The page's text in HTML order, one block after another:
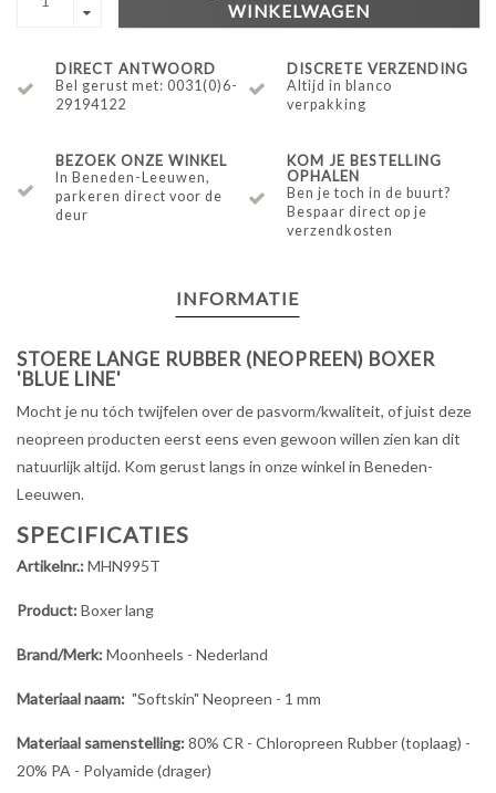
WINKELWAGEN
DIRECT ANTWOORD
Bel gerust met: 0031(0)6-
29194122
DISCRETE VERZENDING
Altijd in blanco
verpakking
BEZOEK ONZE WINKEL
In Beneden-Leeuwen,
parkeren direct voor de
deur
KOM JE BESTELLING
OPHALEN
Ben je toch in de buurt?
Bespaar direct op je
verzendkosten
INFORMATIE
STOERE LANGE RUBBER (NEOPREEN) BOXER
'BLUE LINE'
Mocht je nu tóch twijfelen over de pasvorm/kwaliteit, of juist deze
neopreen producten eerst eens even gewoon willen zien kan dit
natuurlijk altijd. Kom gerust langs in onze winkel in Beneden-
Leeuwen.
SPECIFICATIES
Artikelnr.:MHN995T
Product:Boxer lang
Brand/Merk:Moonheels - Nederland
Materiaal naam: "Softskin" Neopreen - 1 mm
Materiaal samenstelling:80% CR - Chloropreen Rubber (toplaag) -
20% PA - Polyamide (drager)